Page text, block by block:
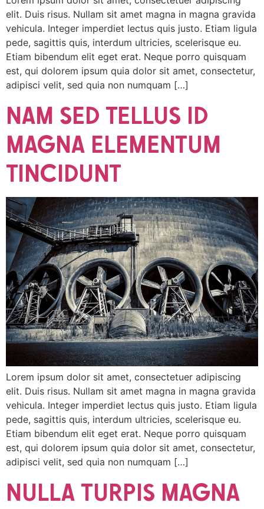
elit. Duis risus. Nullam sit amet magna in magna gravida
vehicula. Integer imperdiet lectus quis justo. Etiam ligula
pede, sagittis quis, interdum ultricies, scelerisque eu.
Etiam bibendum elit eget erat. Neque porro quisquam
est, qui dolorem ipsum quia dolor sit amet, consectetur,
adipisci velit, sed quia non numquam […]
NAM SED TELLUS ID
MAGNA ELEMENTUM
TINCIDUNT
Lorem ipsum dolor sit amet, consectetuer adipiscing
elit. Duis risus. Nullam sit amet magna in magna gravida
vehicula. Integer imperdiet lectus quis justo. Etiam ligula
pede, sagittis quis, interdum ultricies, scelerisque eu.
Etiam bibendum elit eget erat. Neque porro quisquam
est, qui dolorem ipsum quia dolor sit amet, consectetur,
adipisci velit, sed quia non numquam […]
NULLA TURPIS MAGNA